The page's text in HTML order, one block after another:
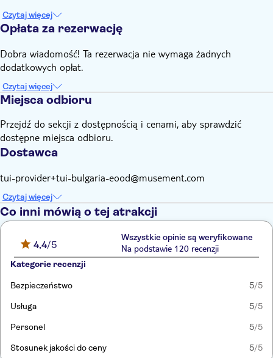
Czytaj więcej
Opłata za rezerwację
Dobra wiadomość! Ta rezerwacja nie wymaga żadnych
dodatkowych opłat.
Czytaj więcej
Miejsca odbioru
Przejdź do sekcji z dostępnością i cenami, aby sprawdzić
dostępne miejsca odbioru.
Dostawca
tui-provider+tui-bulgaria-eood@musement.com
Czytaj więcej
Co inni mówią o tej atrakcji
4,4/5
Wszystkie opinie są weryfikowane
Na podstawie 120 recenzji
Kategorie recenzji
Bezpieczeństwo 5/5
Usługa 5/5
Personel 5/5
Stosunek jakości do ceny 5/5